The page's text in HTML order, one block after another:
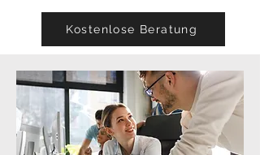
Kostenlose Beratung